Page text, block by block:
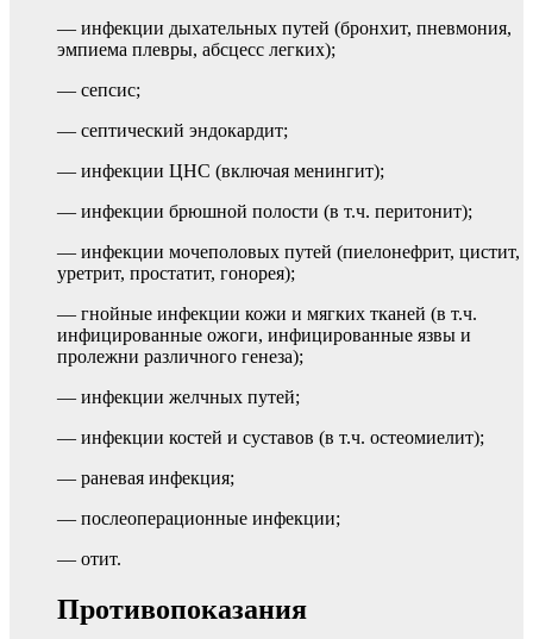
— инфекции дыхательных путей (бронхит, пневмония,
эмпиема плевры, абсцесс легких);
— сепсис;
— септический эндокардит;
— инфекции ЦНС (включая менингит);
— инфекции брюшной полости (в т.ч. перитонит);
— инфекции мочеполовых путей (пиелонефрит, цистит,
уретрит, простатит, гонорея);
— гнойные инфекции кожи и мягких тканей (в т.ч.
инфицированные ожоги, инфицированные язвы и
пролежни различного генеза);
— инфекции желчных путей;
— инфекции костей и суставов (в т.ч. остеомиелит);
— раневая инфекция;
— послеоперационные инфекции;
— отит.
Противопоказания